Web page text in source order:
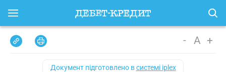
- A +
Документ підготовлено всистемі iplex